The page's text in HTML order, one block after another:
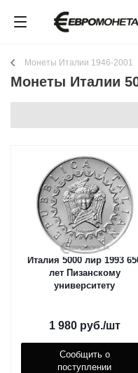
Монеты Италии 1946-2001
Монеты Италии
Италия 5000 лир 1993
лет Пизанскому
университету
1 980руб./шт
Сообщить о
поступлении